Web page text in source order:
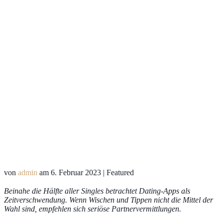
von admin am 6. Februar 2023 | Featured
Beinahe die Hälfte aller Singles betrachtet Dating-Apps als
Zeitverschwendung. Wenn Wischen und Tippen nicht die Mittel der
Wahl sind, empfehlen sich seriöse Partnervermittlungen.